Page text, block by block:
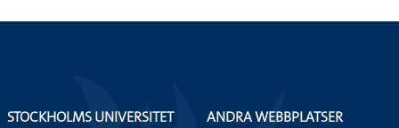
STOCKHOLMS UNIVERSITET
ANDRA WEBBPLATSER